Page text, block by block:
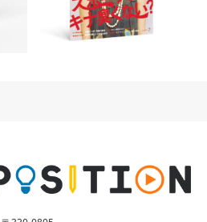
実話ナックルズGOLD
ミリオン出版株式会社の「実
サイゾー
カルチャー色の強いオピニオ